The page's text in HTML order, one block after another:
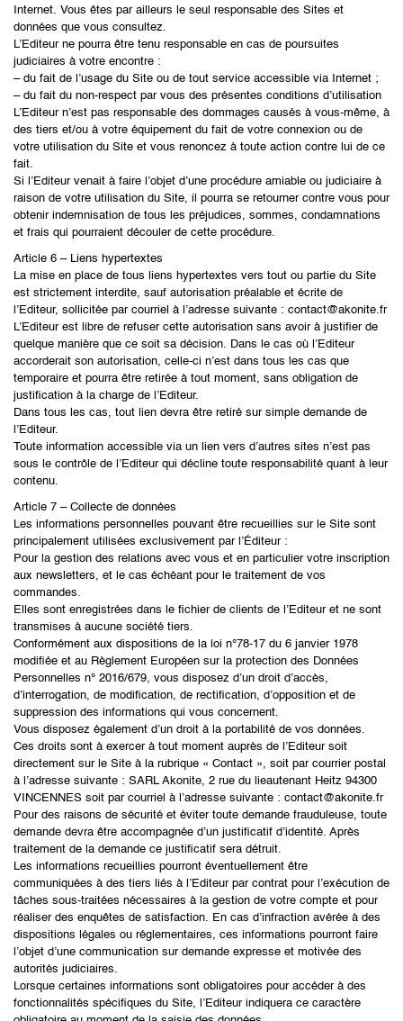
Internet. Vous êtes par ailleurs le seul responsable des Sites et
données que vous consultez.
L’Editeur ne pourra être tenu responsable en cas de poursuites
judiciaires à votre encontre :
– du fait de l’usage du Site ou de tout service accessible via Internet ;
– du fait du non-respect par vous des présentes conditions d’utilisation
L’Editeur n’est pas responsable des dommages causés à vous-même, à
des tiers et/ou à votre équipement du fait de votre connexion ou de
votre utilisation du Site et vous renoncez à toute action contre lui de ce
fait.
Si l’Editeur venait à faire l’objet d’une procédure amiable ou judiciaire à
raison de votre utilisation du Site, il pourra se retourner contre vous pour
obtenir indemnisation de tous les préjudices, sommes, condamnations
et frais qui pourraient découler de cette procédure.
Article 6 – Liens hypertextes
La mise en place de tous liens hypertextes vers tout ou partie du Site
est strictement interdite, sauf autorisation préalable et écrite de
l’Editeur, sollicitée par courriel à l’adresse suivante : contact@akonite.fr
L’Editeur est libre de refuser cette autorisation sans avoir à justifier de
quelque manière que ce soit sa décision. Dans le cas où l’Editeur
accorderait son autorisation, celle-ci n’est dans tous les cas que
temporaire et pourra être retirée à tout moment, sans obligation de
justification à la charge de l’Editeur.
Dans tous les cas, tout lien devra être retiré sur simple demande de
l’Editeur.
Toute information accessible via un lien vers d’autres sites n’est pas
sous le contrôle de l’Editeur qui décline toute responsabilité quant à leur
contenu.
Article 7 – Collecte de données
Les informations personnelles pouvant être recueillies sur le Site sont
principalement utilisées exclusivement par l’Éditeur :
Pour la gestion des relations avec vous et en particulier votre inscription
aux newsletters, et le cas échéant pour le traitement de vos
commandes.
Elles sont enregistrées dans le fichier de clients de l’Editeur et ne sont
transmises à aucune société tiers.
Conformément aux dispositions de la loi n°78-17 du 6 janvier 1978
modifiée et au Règlement Européen sur la protection des Données
Personnelles n° 2016/679, vous disposez d’un droit d’accès,
d’interrogation, de modification, de rectification, d’opposition et de
suppression des informations qui vous concernent.
Vous disposez également d’un droit à la portabilité de vos données.
Ces droits sont à exercer à tout moment auprès de l’Editeur soit
directement sur le Site à la rubrique « Contact », soit par courrier postal
à l’adresse suivante : SARL Akonite, 2 rue du lieautenant Heitz 94300
VINCENNES soit par courriel à l’adresse suivante : contact@akonite.fr
Pour des raisons de sécurité et éviter toute demande frauduleuse, toute
demande devra être accompagnée d’un justificatif d’identité. Après
traitement de la demande ce justificatif sera détruit.
Les informations recueillies pourront éventuellement être
communiquées à des tiers liés à l’Editeur par contrat pour l’exécution de
tâches sous-traitées nécessaires à la gestion de votre compte et pour
réaliser des enquêtes de satisfaction. En cas d’infraction avérée à des
dispositions légales ou réglementaires, ces informations pourront faire
l’objet d’une communication sur demande expresse et motivée des
autorités judiciaires.
Lorsque certaines informations sont obligatoires pour accéder à des
fonctionnalités spécifiques du Site, l’Editeur indiquera ce caractère